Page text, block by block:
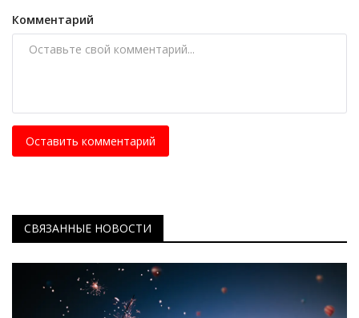
Комментарий
Оставить комментарий
СВЯЗАННЫЕ НОВОСТИ